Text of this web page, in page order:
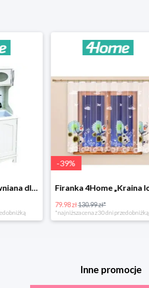
obniżką
-39%
79.98 zł130.99 zł*
*najniższa cena z 30 dni przed obniżką
Inne promocje